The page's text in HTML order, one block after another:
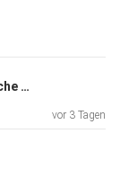
Erkenntnis in Venedig macht deutsche Politik erträglicher
vor 3 Tagen